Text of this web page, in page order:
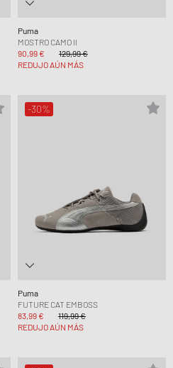
Puma
MOSTRO CAMO II
90,99 €
129,99 €
REDUJO AÚN MÁS
-30%
Puma
FUTURE CAT EMBOSS
83,99 €
119,99 €
REDUJO AÚN MÁS